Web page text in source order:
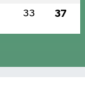
33 37